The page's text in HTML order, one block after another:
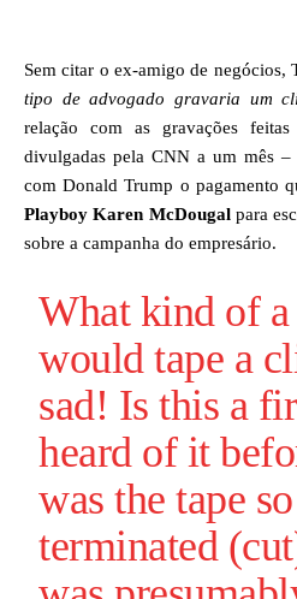
Sem citar o ex-amigo de negócios,
tipo de advogado gravaria um
relação com as gravações
divulgadas pela CNN a um mês
com Donald Trump o pagamento
Playboy Karen McDougalpara
sobre a campanha do empresário.
What kind of
would tape a
sad! Is this a
heard of it
was the tape
terminated